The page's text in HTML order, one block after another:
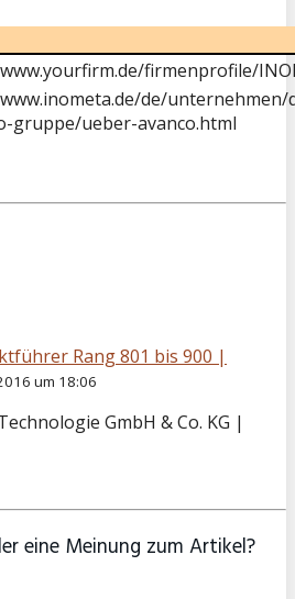
firmenprofile/
de/unternehmen/
gruppe/ueber-avanco.html
Rang 801 bis 900 |
um 18:06
GmbH & Co. KG |
eine Meinung zum Artikel?